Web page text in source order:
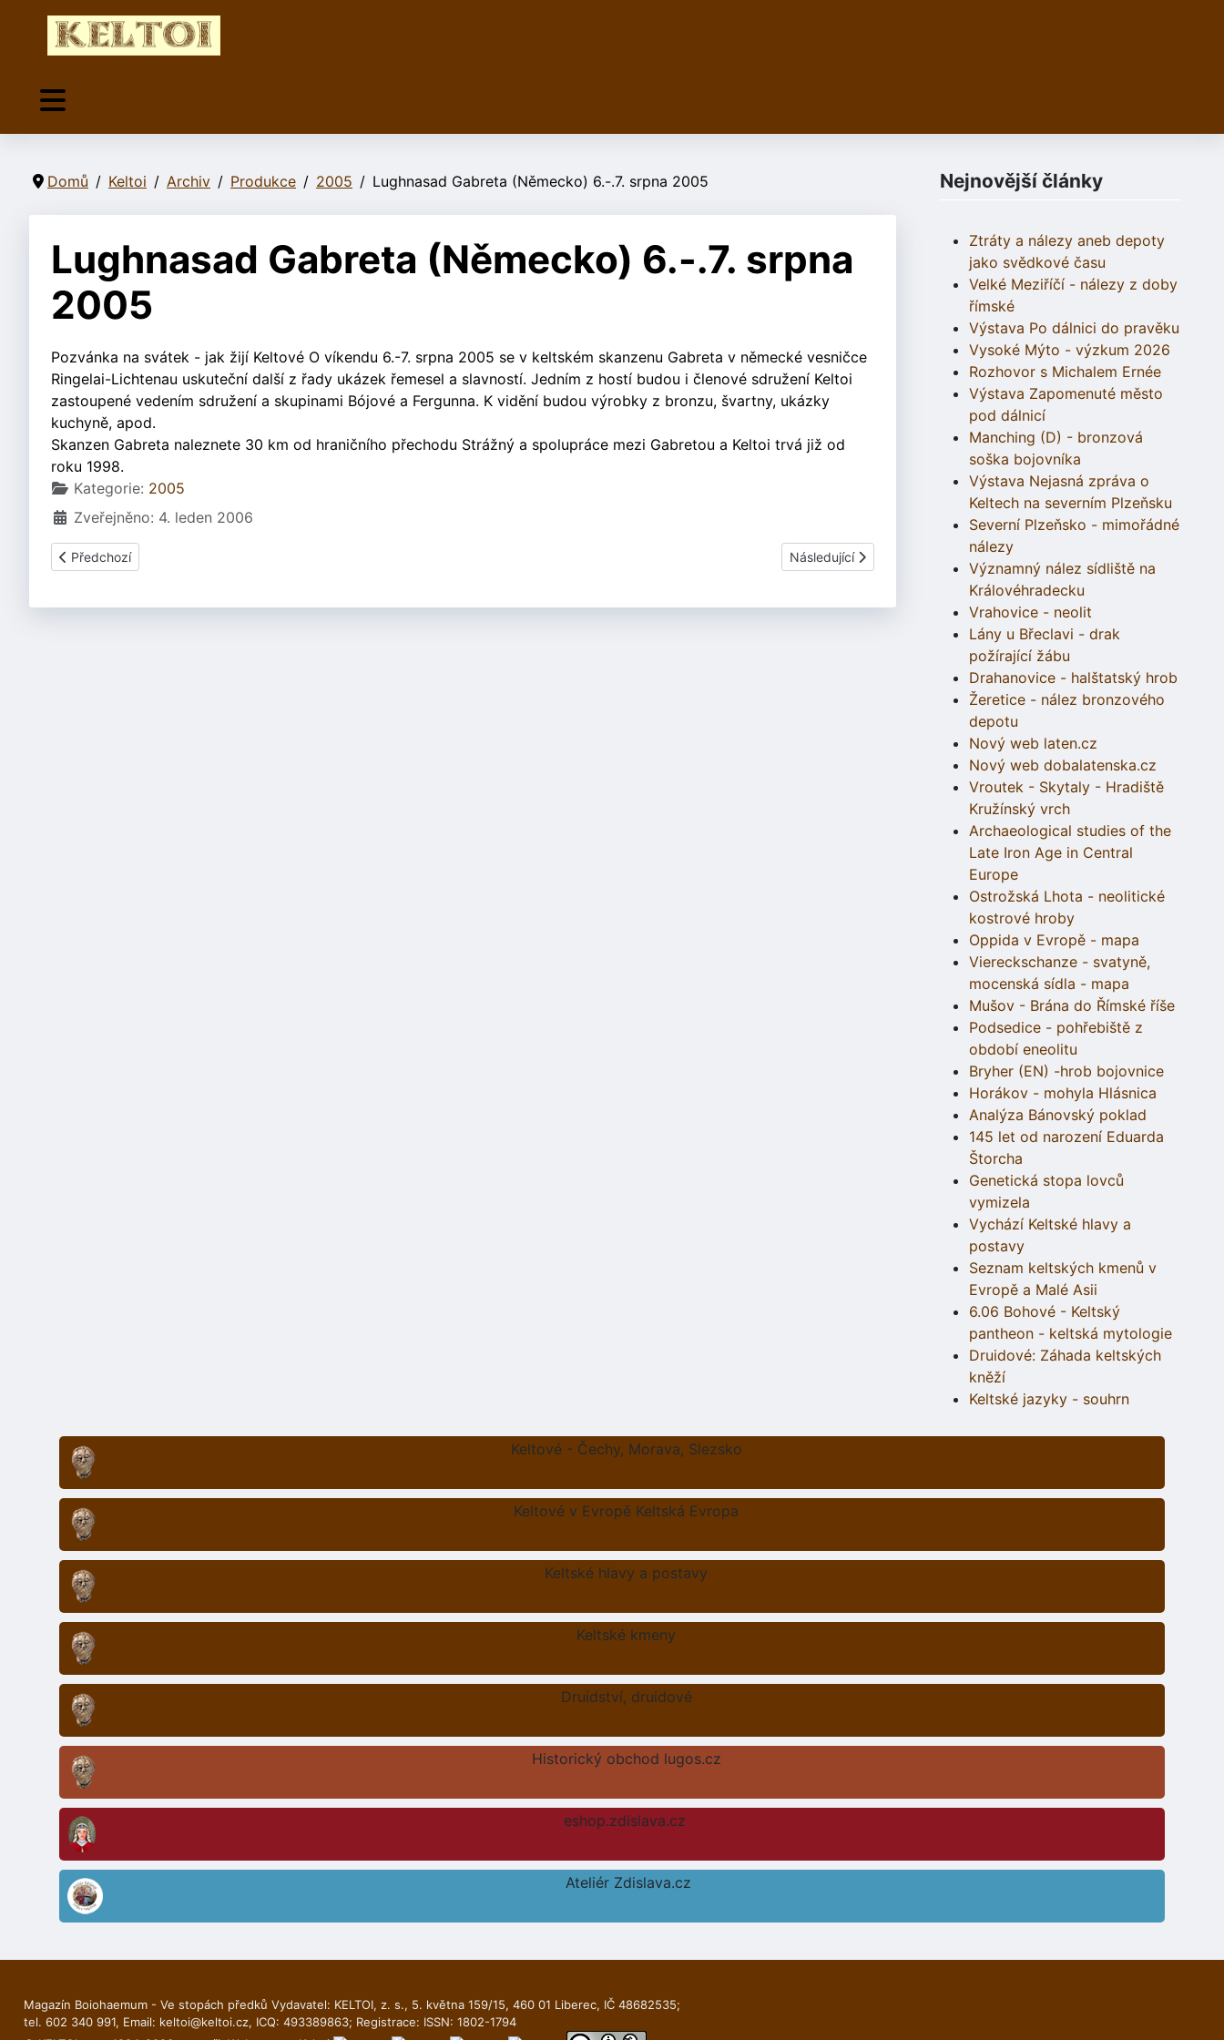
Domů Keltoi Archiv Produkce 2005 Lughnasad Gabreta (Německo) 6.-.7. srpna 2005
Lughnasad Gabreta (Německo) 6.-.7. srpna
2005
Pozvánka na svátek - jak žijí Keltové O víkendu 6.-7. srpna 2005 se v keltském skanzenu Gabreta v německé vesničce
Ringelai-Lichtenau uskuteční další z řady ukázek řemesel a slavností. Jedním z hostí budou i členové sdružení Keltoi
zastoupené vedením sdružení a skupinami Bójové a Fergunna. K vidění budou výrobky z bronzu, švartny, ukázky
kuchyně, apod.
Skanzen Gabreta naleznete 30 km od hraničního přechodu Strážný a spolupráce mezi Gabretou a Keltoi trvá již od
roku 1998.
Základní údaje
Kategorie: 2005
Zveřejněno: 4. leden 2006
Předchozí článek: Skotské hry na zámku Sychrov - sobota 27. srpna 2005
Předchozí Další článek: Keltoi ve zprávách ČT 30.5.2005
Následující
Nejnovější články
Ztráty a nálezy aneb depoty
jako svědkové času
Velké Meziříčí - nálezy z doby
římské
Výstava Po dálnici do pravěku
Vysoké Mýto - výzkum 2026
Rozhovor s Michalem Ernée
Výstava Zapomenuté město
pod dálnicí
Manching (D) - bronzová
soška bojovníka
Výstava Nejasná zpráva o
Keltech na severním Plzeňsku
Severní Plzeňsko - mimořádné
nálezy
Významný nález sídliště na
Královéhradecku
Vrahovice - neolit
Lány u Břeclavi - drak
požírající žábu
Drahanovice - halštatský hrob
Žeretice - nález bronzového
depotu
Nový web laten.cz
Nový web dobalatenska.cz
Vroutek - Skytaly - Hradiště
Kružínský vrch
Archaeological studies of the
Late Iron Age in Central
Europe
Ostrožská Lhota - neolitické
kostrové hroby
Oppida v Evropě - mapa
Viereckschanze - svatyně,
mocenská sídla - mapa
Mušov - Brána do Římské říše
Podsedice - pohřebiště z
období eneolitu
Bryher (EN) -hrob bojovnice
Horákov - mohyla Hlásnica
Analýza Bánovský poklad
145 let od narození Eduarda
Štorcha
Genetická stopa lovců
vymizela
Vychází Keltské hlavy a
postavy
Seznam keltských kmenů v
Evropě a Malé Asii
6.06 Bohové - Keltský
pantheon - keltská mytologie
Druidové: Záhada keltských
kněží
Keltské jazyky - souhrn
Keltové - Čechy, Morava, Slezsko
Keltové v Evropě Keltská Evropa
Keltské hlavy a postavy
Keltské kmeny
Druidství, druidové
Historický obchod lugos.cz
eshop.zdislava.cz
Ateliér Zdislava.cz
Magazín Boiohaemum - Ve stopách předků Vydavatel: KELTOI, z. s., 5. května 159/15, 460 01 Liberec, IČ 48682535;
tel. 602 340 991, Email: keltoi@keltoi.cz, ICQ: 493389863; Registrace: ISSN: 1802-1794